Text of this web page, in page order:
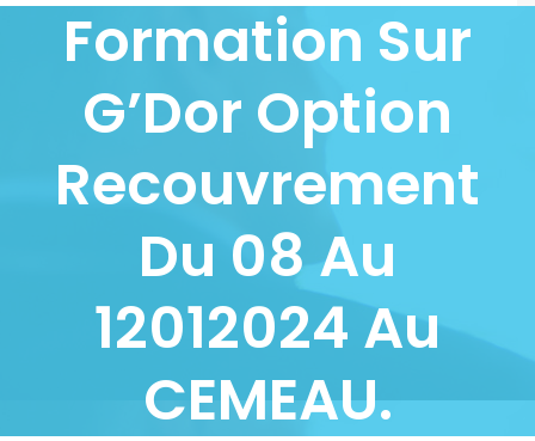
Formation Sur
G’Dor Option
Recouvrement
Du 08 Au
12012024 Au
CEMEAU.